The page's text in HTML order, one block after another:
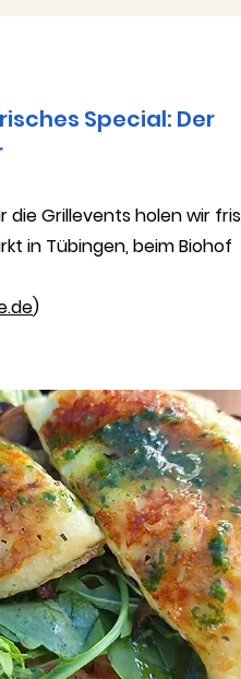
Special: Der
die Grillevents holen wir
in Tübingen, beim Biohof
)